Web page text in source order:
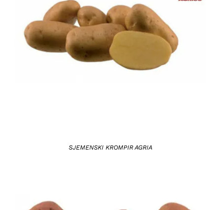
DETAILS
SJEMENSKI KROMPIR AGRIA